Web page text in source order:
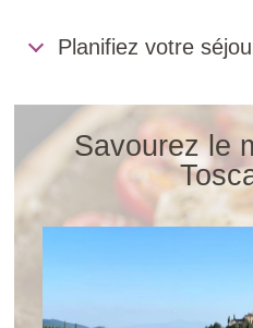
Planifiez votre
Savourez le